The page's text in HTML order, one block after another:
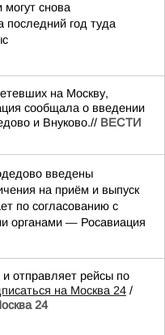
снова
последний год туда
на Москву,
сообщала о введении
и Внуково.// ВЕСТИ
введены
на приём и выпуск
по согласованию с
органами — Росавиация
отправляет рейсы по
на Москва 24 /
24